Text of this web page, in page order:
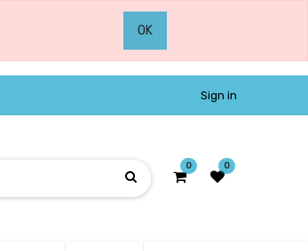
OK
Sign in
0 0